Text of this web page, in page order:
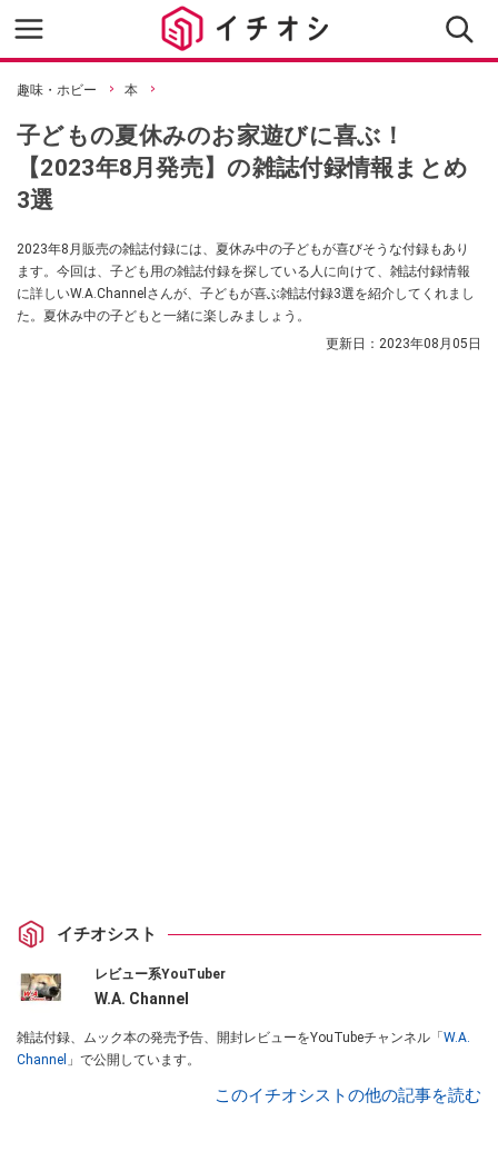
趣味・ホビー 本
子どもの夏休みのお家遊びに喜ぶ！
【2023年8月発売】の雑誌付録情報まとめ
3選
2023年8月販売の雑誌付録には、夏休み中の子どもが喜びそうな付録もあり
ます。今回は、子ども用の雑誌付録を探している人に向けて、雑誌付録情報
に詳しいW.A.Channelさんが、子どもが喜ぶ雑誌付録3選を紹介してくれまし
た。夏休み中の子どもと一緒に楽しみましょう。
更新日： 2023年08月05日
イチオシスト
レビュー系YouTuber
W.A. Channel
雑誌付録、ムック本の発売予告、開封レビューをYouTubeチャンネル「 W.A.
Channel 」で公開しています。
このイチオシストの他の記事を読む